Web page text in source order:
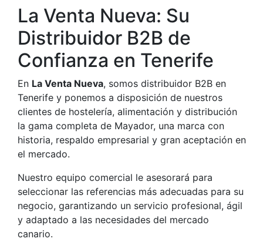
La Venta Nueva: Su
Distribuidor B2B de
Confianza en Tenerife
En La Venta Nueva, somos distribuidor B2B en
Tenerife y ponemos a disposición de nuestros
clientes de hostelería, alimentación y distribución
la gama completa de Mayador, una marca con
historia, respaldo empresarial y gran aceptación en
el mercado.
Nuestro equipo comercial le asesorará para
seleccionar las referencias más adecuadas para su
negocio, garantizando un servicio profesional, ágil
y adaptado a las necesidades del mercado
canario.